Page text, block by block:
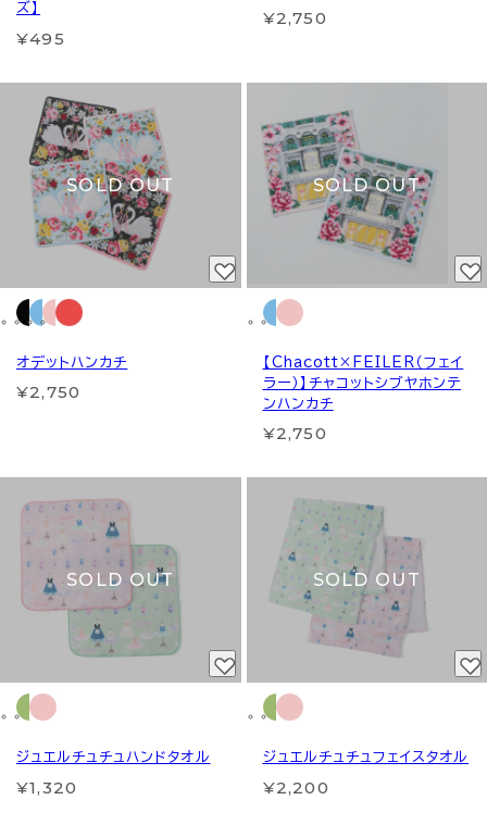
ズ】
¥495
¥2,750
SOLD OUT
オデットハンカチ
¥2,750
SOLD OUT
【Chacott×FEILER（フェイ
ラー）】チャコットシブヤホンテ
ンハンカチ
¥2,750
SOLD OUT
ジュエルチュチュハンドタオル
¥1,320
SOLD OUT
ジュエルチュチュフェイスタオル
¥2,200